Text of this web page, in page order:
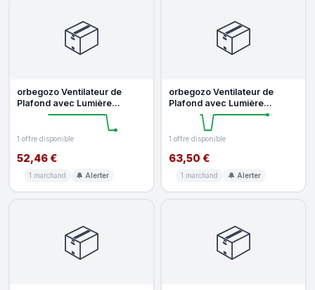
📦
orbegozo Ventilateur de
Plafond avec Lumière
Orbegozo CL 02105 M 60W
1 offre disponible
52,46 €
1 marchand 🔔 Alerter
📦
orbegozo Ventilateur de
Plafond avec Lumière
Orbegozo CL 06132 M 60W
132cm 3 Vit
1 offre disponible
63,50 €
1 marchand 🔔 Alerter
📦 📦